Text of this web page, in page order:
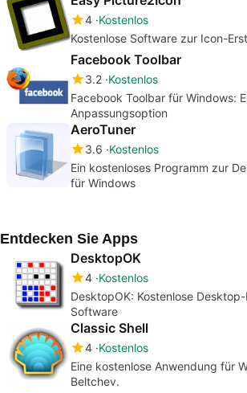
4 Kostenlos
Kostenlose Software zur Icon-
Facebook Toolbar
3.2 Kostenlos
Facebook Toolbar für Windows:
Anpassungsoption
AeroTuner
3.6 Kostenlos
Ein kostenloses Programm zur
für Windows
Entdecken Sie Apps
DesktopOK
4 Kostenlos
DesktopOK: Kostenlose
Software
Classic Shell
4 Kostenlos
Eine kostenlose Anwendung für
Beltchev.